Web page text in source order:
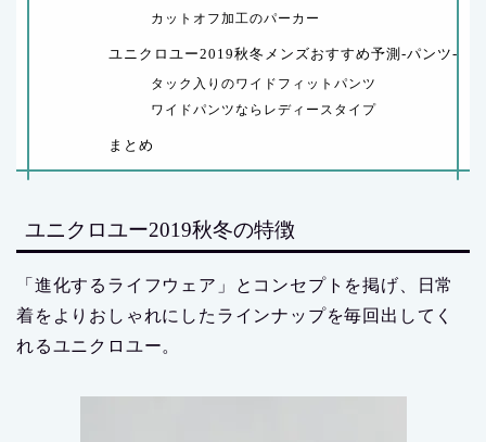
カットオフ加工のパーカー
ユニクロユー2019秋冬メンズおすすめ予測-パンツ-
タック入りのワイドフィットパンツ
ワイドパンツならレディースタイプ
まとめ
ユニクロユー2019秋冬の特徴
「進化するライフウェア」とコンセプトを掲げ、日常
着をよりおしゃれにしたラインナップを毎回出してく
れるユニクロユー。